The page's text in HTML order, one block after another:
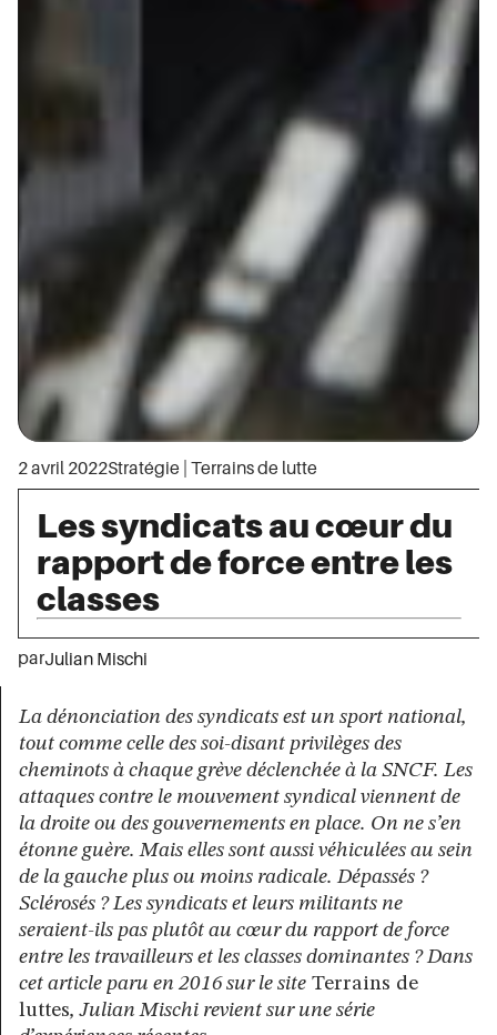
2 avril 2022Stratégie Terrains de lutte
Les syndicats au cœur du
rapport de force entre les
classes
parJulian Mischi
La dénonciation des syndicats est un sport national,
tout comme celle des soi-disant privilèges des
cheminots à chaque grève déclenchée à la SNCF. Les
attaques contre le mouvement syndical viennent de
la droite ou des gouvernements en place. On ne s’en
étonne guère. Mais elles sont aussi véhiculées au sein
de la gauche plus ou moins radicale. Dépassés ?
Sclérosés ? Les syndicats et leurs militants ne
seraient-ils pas plutôt au cœur du rapport de force
entre les travailleurs et les classes dominantes ? Dans
cet article paru en 2016 sur le site Terrains de
luttes,Julian Mischi revient sur une série